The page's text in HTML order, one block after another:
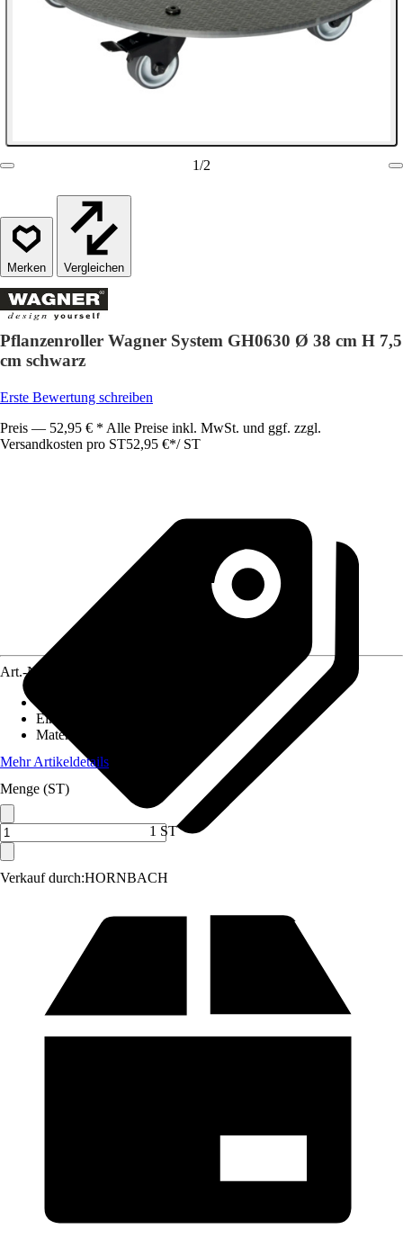
1/2
Vergleichen
Pflanzenroller Wagner System GH0630 Ø 38 cm H 7,5
cm schwarz
Erste Bewertung schreiben
Preis — 52,95 € * Alle Preise inkl. MwSt. und ggf. zzgl.
Versandkosten pro ST52,95 €*/ ST
Verkauf durch:HORNBACH
Art.-Nr.
Einsatzbereich
Material
Mehr Artikeldetails
Menge (ST)
1 ST